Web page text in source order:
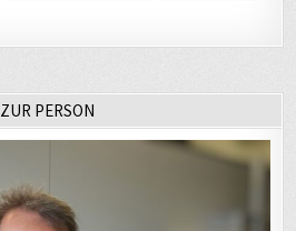
ZUR PERSON